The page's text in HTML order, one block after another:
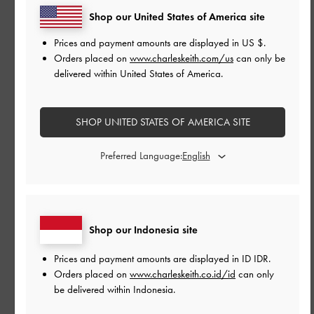
Shop our Indonesia site
Prices and payment amounts are displayed in ID IDR.
Orders placed on www.charleskeith.co.id/id can only
be delivered within Indonesia.
Shop our United States of America site
Prices and payment amounts are displayed in US $.
Orders placed on www.charleskeith.com/us can only be
delivered within United States of America.
SHOP UNITED STATES OF AMERICA SITE
Preferred Language: